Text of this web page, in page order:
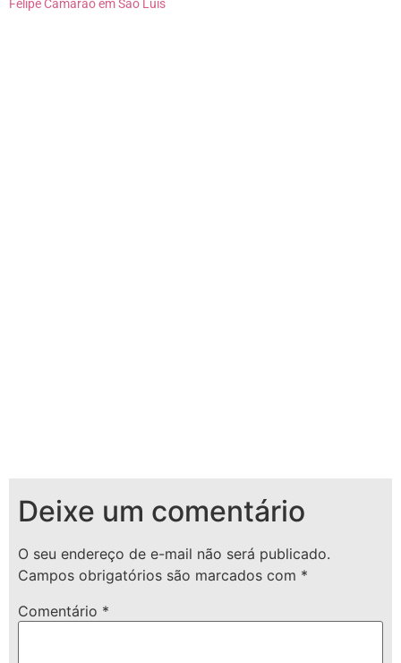
Felipe Camarão em São Luís
Deixe um comentário
O seu endereço de e-mail não será publicado.
Campos obrigatórios são marcados com *
Comentário *